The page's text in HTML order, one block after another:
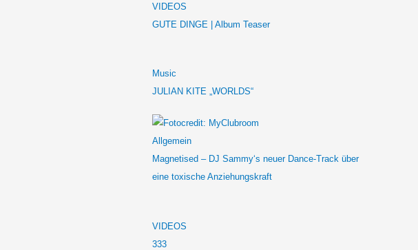
VIDEOS
GUTE DINGE | Album Teaser
Music
JULIAN KITE „WORLDS“
Allgemein
Magnetised – DJ Sammy‘s neuer Dance-Track über
eine toxische Anziehungskraft
VIDEOS
333